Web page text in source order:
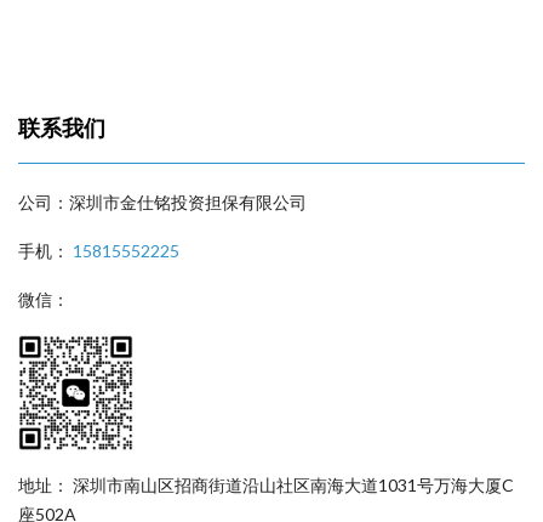
联系我们
公司：深圳市金仕铭投资担保有限公司
手机： 15815552225
微信：
地址： 深圳市南山区招商街道沿山社区南海大道1031号万海大厦C
座502A